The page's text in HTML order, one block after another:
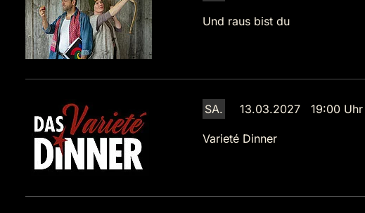
Und raus bist du
SA. 13.03.2027 19:00 Uhr
Varieté Dinner